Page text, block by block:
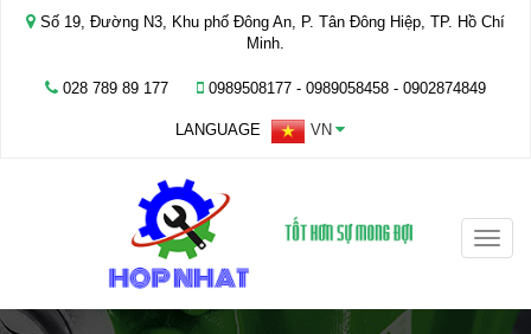
Số 19, Đường N3, Khu phố Đông An, P. Tân Đông Hiệp, TP. Hồ Chí
Minh.
028 789 89 177 0989508177 - ‭0989058458‬ - 0902874849
LANGUAGE VN
Toggle